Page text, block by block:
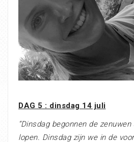
DAG 5 : dinsdag 14 juli
“Dinsdag begonnen de
lopen. Dinsdag zijn we in de